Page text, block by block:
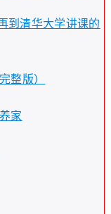
到清华大学讲课的
整版）
家